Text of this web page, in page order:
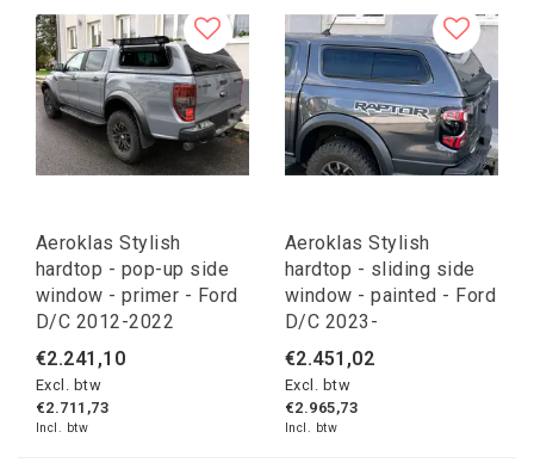
Aeroklas Stylish
hardtop - pop-up side
window - primer - Ford
D/C 2012-2022
€2.241,10
Excl. btw
€2.711,73
Incl. btw
Aeroklas Stylish
hardtop - sliding side
window - painted - Ford
D/C 2023-
€2.451,02
Excl. btw
€2.965,73
Incl. btw